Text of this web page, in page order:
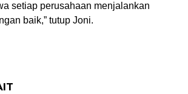
setiap perusahaan menjalankan
baik,” tutup Joni.